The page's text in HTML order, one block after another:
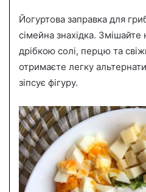
Йогуртова заправка для
сімейна знахідка. Змішайте
дрібкою солі, перцю та
отримаєте легку
зіпсує фігуру.